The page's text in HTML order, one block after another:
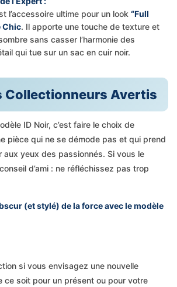
l’accessoire ultime pour un look “Full
Chic. Il apporte une touche de texture et
sans casser l’harmonie des
qui tue sur un sac en cuir noir.
Collectionneurs Avertis
ID Noir, c’est faire le choix de
pièce qui ne se démode pas et qui prend
aux yeux des passionnés. Si vous le
d’ami : ne réfléchissez pas trop
(et stylé) de la force avec le modèle
si vous envisagez une nouvelle
ce soit pour un présent ou pour votre